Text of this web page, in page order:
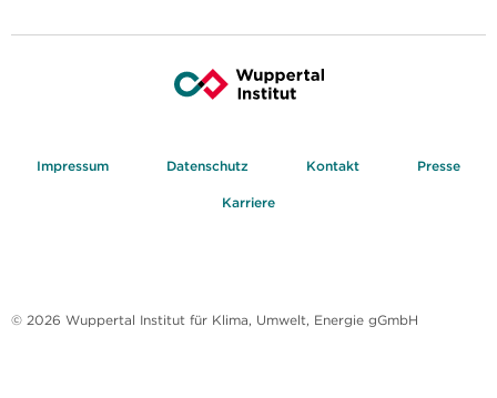
Impressum Datenschutz Kontakt Presse
Karriere
© 2026 Wuppertal Institut für Klima, Umwelt, Energie gGmbH